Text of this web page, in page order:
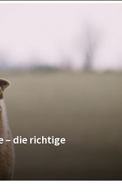
– die richtige